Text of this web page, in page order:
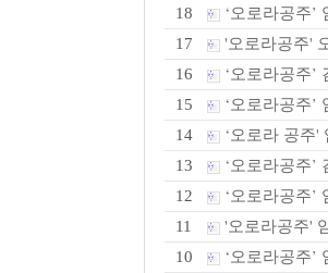
18 ‘오로라공주’
17 '오로라공주'
16 ‘오로라공주’
15 ‘오로라공주
14 ‘오로라 공주'
13 ‘오로라공주
12 ‘오로라공주
11 '오로라공주'
10 ‘오로라공주’